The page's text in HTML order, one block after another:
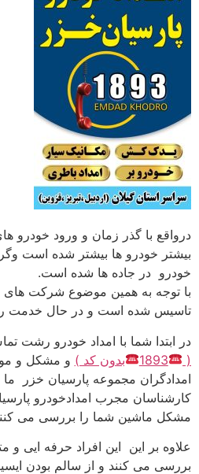
درواقع با گذر زمان و ورود خودرو
بیشتر خودرو ها بیشتر شده است
خودرو در جاده ها شده است.
با توجه به همین موضوع شرکت های
تاسیس شده است و در حال خدمت
در ابتدا شما با امداد خودرو رشت
(
1893 بدون کد ) و مشکل و
امدادگران مجموعه پارسیان خزر ما
کارشناسان مجرب امدادخودرو
مشکل ماشین شما را بررسی می
علاوه بر این این افراد حرفه ایی
بررسی می کنند و از سالم بودن